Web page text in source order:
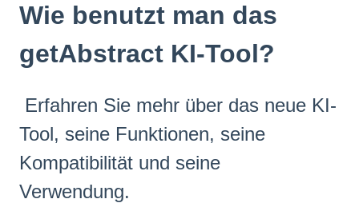
Wie benutzt man das
getAbstract KI-Tool?
Erfahren Sie mehr über das neue KI-
Tool, seine Funktionen, seine
Kompatibilität und seine
Verwendung.